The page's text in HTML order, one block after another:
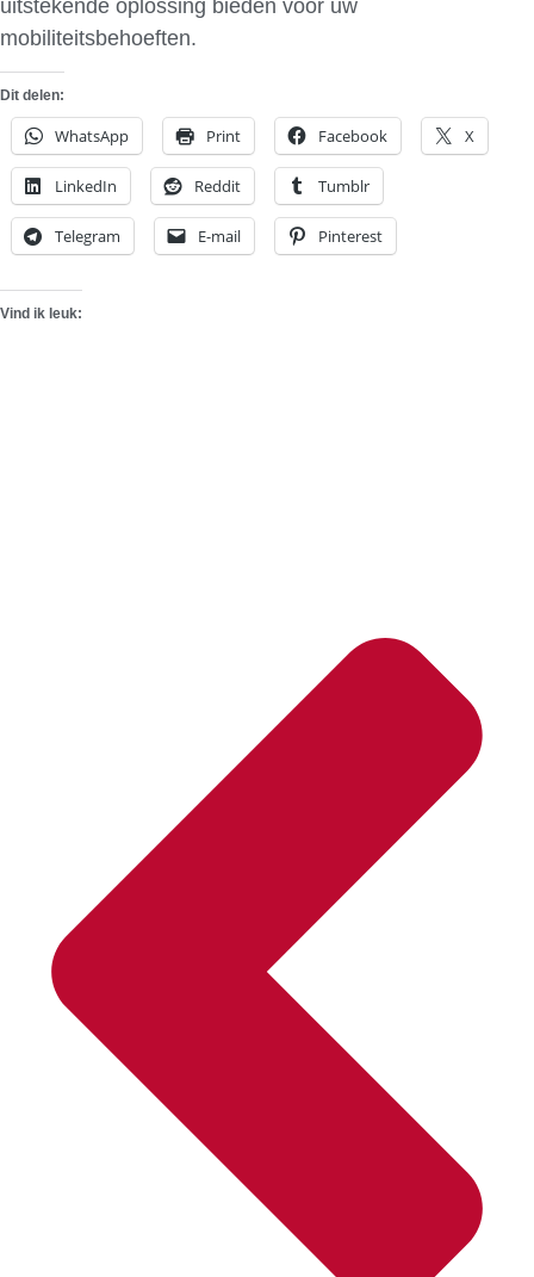
uitstekende oplossing bieden voor uw
mobiliteitsbehoeften.
Dit delen:
WhatsApp Print Facebook X
LinkedIn Reddit Tumblr
Telegram E-mail Pinterest
Vind ik leuk: